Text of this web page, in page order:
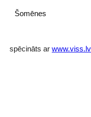
Šomēnes
spēcināts ar www.viss.lv